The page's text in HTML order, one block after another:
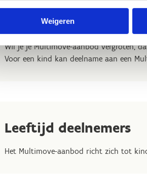
Weigeren
minuten. Het aanbod keert wekelijks
Een korte onderbreking van een
Wil je je Multimove-aanbod vergroten,
Voor een kind kan deelname aan een
Leeftijd deelnemers
Het Multimove-aanbod richt zich tot